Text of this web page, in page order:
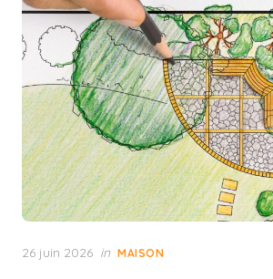
Posted
26 juin 2026 in MAISON